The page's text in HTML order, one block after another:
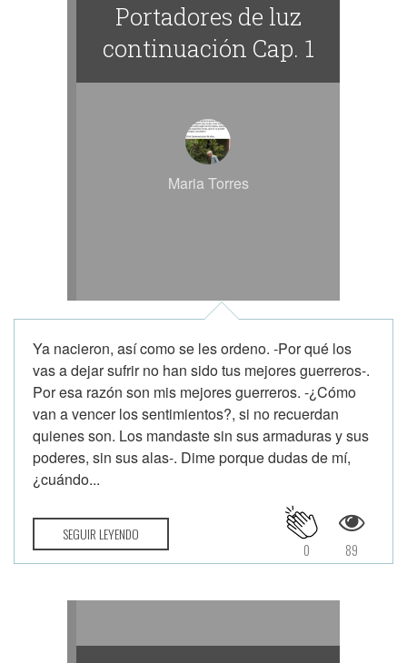
Portadores de luz
continuación Cap. 1
Maria Torres
Ya nacieron, así como se les ordeno. -Por qué los
vas a dejar sufrir no han sido tus mejores guerreros-.
Por esa razón son mis mejores guerreros. -¿Cómo
van a vencer los sentimientos?, si no recuerdan
quienes son. Los mandaste sin sus armaduras y sus
poderes, sin sus alas-. Dime porque dudas de mí,
¿cuándo...
SEGUIR LEYENDO
89
0